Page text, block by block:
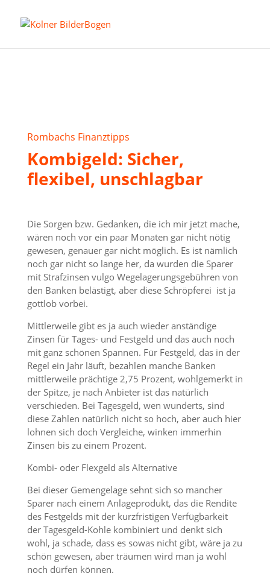
Rombachs Finanztipps
Kombigeld: Sicher,
flexibel, unschlagbar
Die Sorgen bzw. Gedanken, die ich mir jetzt mache,
wären noch vor ein paar Monaten gar nicht nötig
gewesen, genauer gar nicht möglich. Es ist nämlich
noch gar nicht so lange her, da wurden die Sparer
mit Strafzinsen vulgo Wegelagerungsgebühren von
den Banken belästigt, aber diese Schröpferei ist ja
gottlob vorbei.
Mittlerweile gibt es ja auch wieder anständige
Zinsen für Tages- und Festgeld und das auch noch
mit ganz schönen Spannen. Für Festgeld, das in der
Regel ein Jahr läuft, bezahlen manche Banken
mittlerweile prächtige 2,75 Prozent, wohlgemerkt in
der Spitze, je nach Anbieter ist das natürlich
verschieden. Bei Tagesgeld, wen wunderts, sind
diese Zahlen natürlich nicht so hoch, aber auch hier
lohnen sich doch Vergleiche, winken immerhin
Zinsen bis zu einem Prozent.
Kombi- oder Flexgeld als Alternative
Bei dieser Gemengelage sehnt sich so mancher
Sparer nach einem Anlageprodukt, das die Rendite
des Festgelds mit der kurzfristigen Verfügbarkeit
der Tagesgeld-Kohle kombiniert und denkt sich
wohl, ja schade, dass es sowas nicht gibt, wäre ja zu
schön gewesen, aber träumen wird man ja wohl
noch dürfen können.